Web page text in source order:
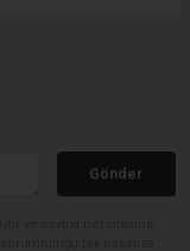
Gönder